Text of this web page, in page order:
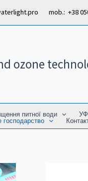
mob.: +38 050
ozone
питної води УФ
господарство